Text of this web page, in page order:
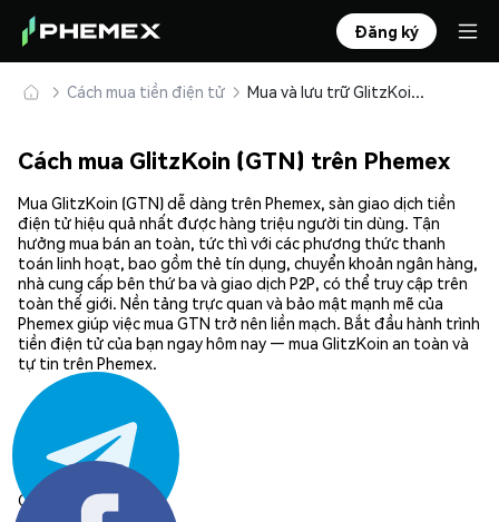
Đăng ký
Cách mua tiền điện tử Mua và lưu trữ GlitzKoin (GTN) an toàn
Cách mua GlitzKoin (GTN) trên Phemex
Mua GlitzKoin (GTN) dễ dàng trên Phemex, sàn giao dịch tiền
điện tử hiệu quả nhất được hàng triệu người tin dùng. Tận
hưởng mua bán an toàn, tức thì với các phương thức thanh
toán linh hoạt, bao gồm thẻ tín dụng, chuyển khoản ngân hàng,
nhà cung cấp bên thứ ba và giao dịch P2P, có thể truy cập trên
toàn thế giới. Nền tảng trực quan và bảo mật mạnh mẽ của
Phemex giúp việc mua GTN trở nên liền mạch. Bắt đầu hành trình
tiền điện tử của bạn ngay hôm nay — mua GlitzKoin an toàn và
tự tin trên Phemex.
Chia sẻ: